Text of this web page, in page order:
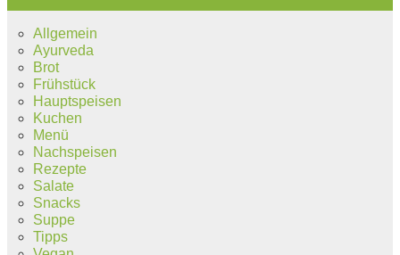
Allgemein
Ayurveda
Brot
Frühstück
Hauptspeisen
Kuchen
Menü
Nachspeisen
Rezepte
Salate
Snacks
Suppe
Tipps